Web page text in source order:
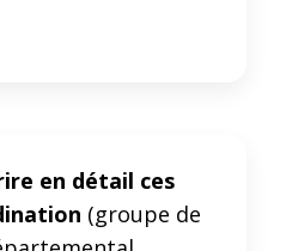
en détail ces
(groupe de